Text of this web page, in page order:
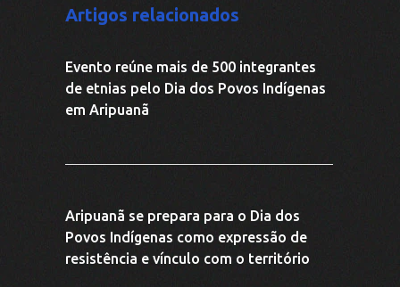
Artigos relacionados
Evento reúne mais de 500 integrantes
de etnias pelo Dia dos Povos Indígenas
em Aripuanã
Aripuanã se prepara para o Dia dos
Povos Indígenas como expressão de
resistência e vínculo com o território